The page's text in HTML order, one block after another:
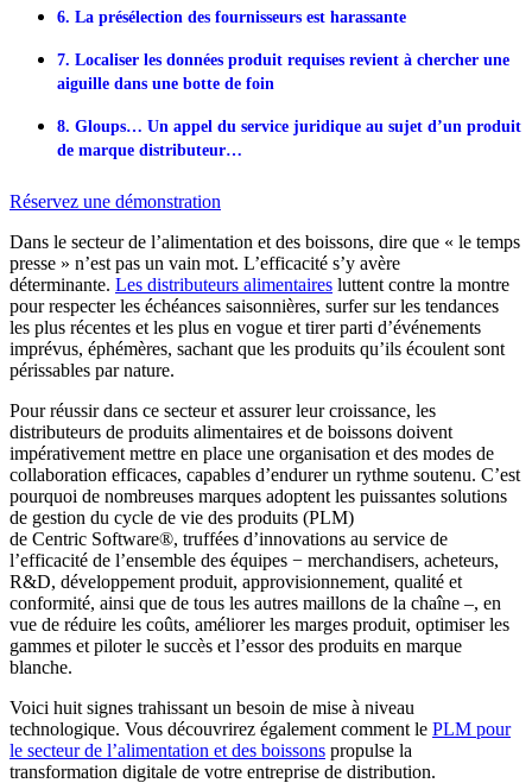
6. La présélection des fournisseurs est harassante
7. Localiser les données produit requises revient à chercher une
aiguille dans une botte de foin
8. Gloups… Un appel du service juridique au sujet d’un produit
de marque distributeur…
Réservez une démonstration
Dans le secteur de l’alimentation et des boissons, dire que « le temps
presse » n’est pas un vain mot. L’efficacité s’y avère
déterminante. Les distributeurs alimentaires luttent contre la montre
pour respecter les échéances saisonnières, surfer sur les tendances
les plus récentes et les plus en vogue et tirer parti d’événements
imprévus, éphémères, sachant que les produits qu’ils écoulent sont
périssables par nature.
Pour réussir dans ce secteur et assurer leur croissance, les
distributeurs de produits alimentaires et de boissons doivent
impérativement mettre en place une organisation et des modes de
collaboration efficaces, capables d’endurer un rythme soutenu. C’est
pourquoi de nombreuses marques adoptent les puissantes solutions
de gestion du cycle de vie des produits (PLM)
de Centric Software®, truffées d’innovations au service de
l’efficacité de l’ensemble des équipes − merchandisers, acheteurs,
R&D, développement produit, approvisionnement, qualité et
conformité, ainsi que de tous les autres maillons de la chaîne –, en
vue de réduire les coûts, améliorer les marges produit, optimiser les
gammes et piloter le succès et l’essor des produits en marque
blanche.
Voici huit signes trahissant un besoin de mise à niveau
technologique. Vous découvrirez également comment le PLM pour
le secteur de l’alimentation et des boissons propulse la
transformation digitale de votre entreprise de distribution.